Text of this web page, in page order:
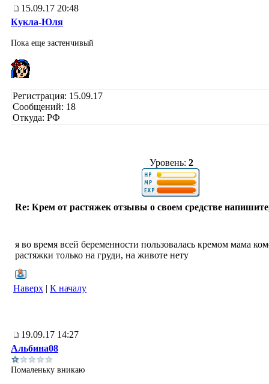
15.09.17 20:48
Кукла-Юля
Пока еще застенчивый
Регистрация: 15.09.17
Сообщений: 18
Откуда: РФ
Уровень: 2
Re: Крем от растяжек отзывы о своем средстве
я во время всей беременности пользовалась кремом мама
растяжки только на груди, на животе нету
Наверх | К началу
19.09.17 14:27
Альбина08
Помаленьку вникаю